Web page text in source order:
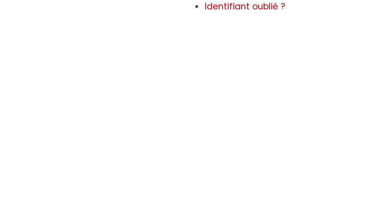
Identifiant oublié ?